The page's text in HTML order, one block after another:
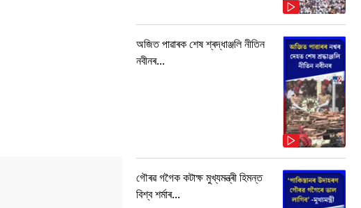
অজিত পাৱাৰক শেষ শ্ৰদ্ধাঞ্জলি নীতিন
নবীনৰ...
গৌৰৱ গগৈক কটাক্ষ মুখ্যমন্ত্ৰী হিমন্ত
বিশ্ব শৰ্মাৰ...